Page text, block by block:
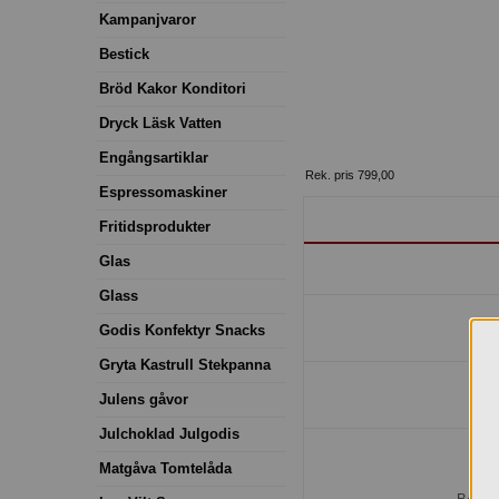
Kampanjvaror
Bestick
Bröd Kakor Konditori
Dryck Läsk Vatten
Engångsartiklar
Espressomaskiner
Fritidsprodukter
Glas
Glass
Godis Konfektyr Snacks
Gryta Kastrull Stekpanna
Julens gåvor
Julchoklad Julgodis
Matgåva Tomtelåda
Rek. pris 799,00